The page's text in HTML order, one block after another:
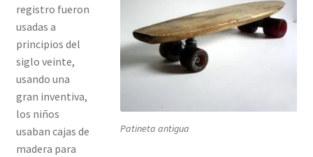
Patineta antigua
registro fueron
usadas a
principios del
siglo veinte,
usando una
gran inventiva,
los niños
usaban cajas de
madera para